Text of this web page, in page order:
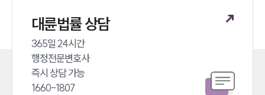
대륜법률 상담
365일 24시간
행정전문변호사
즉시 상담 가능
1660-1807